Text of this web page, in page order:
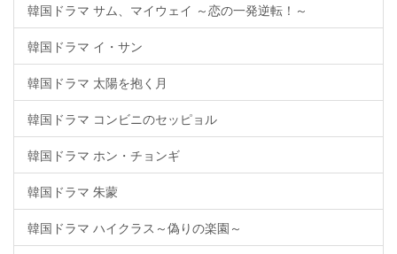
韓国ドラマ サム、マイウェイ ～恋の一発逆転！～
韓国ドラマ イ・サン
韓国ドラマ 太陽を抱く月
韓国ドラマ コンビニのセッピョル
韓国ドラマ ホン・チョンギ
韓国ドラマ 朱蒙
韓国ドラマ ハイクラス～偽りの楽園～